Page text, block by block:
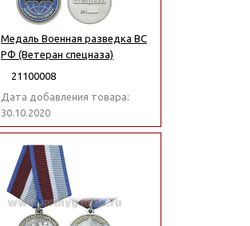
Медаль Военная разведка ВС
РФ (Ветеран спецназа)
21100008
Дата добавления товара:
30.10.2020